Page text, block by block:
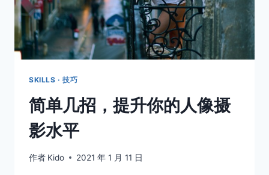
SKILLS · 技巧
简单几招，提升你的人像摄
影水平
作者 Kido 2021 年 1 月 11 日